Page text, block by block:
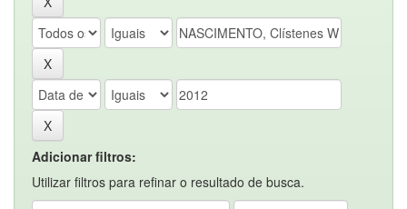
Adicionar filtros:
Utilizar filtros para refinar o resultado de busca.